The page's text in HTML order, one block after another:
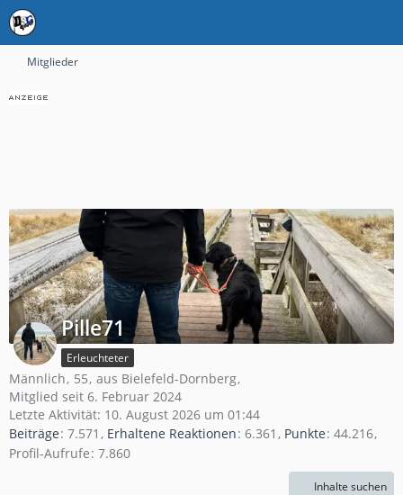
Mitglieder
Pille71
Erleuchteter
Männlich 55 aus Bielefeld-Dornberg
Mitglied seit 6. Februar 2024
Letzte Aktivität: 10. August 2026 um 01:44
Beiträge 7.571 Erhaltene Reaktionen 6.361 Punkte 44.216
Profil-Aufrufe 7.860
Inhalte suchen